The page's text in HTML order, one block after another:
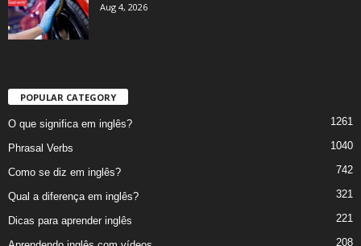
Aug 4, 2026
POPULAR CATEGORY
O que significa em inglês? 1261
Phrasal Verbs 1040
Como se diz em inglês? 742
Qual a diferença em inglês? 321
Dicas para aprender inglês 221
208